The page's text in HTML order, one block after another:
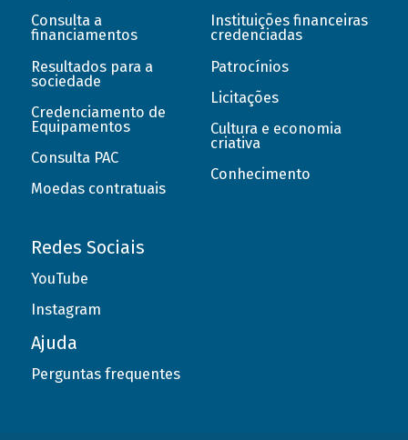
Consulta a
financiamentos
Resultados para a
sociedade
Credenciamento de
Equipamentos
Consulta PAC
Moedas contratuais
Instituições financeiras
credenciadas
Patrocínios
Licitações
Cultura e economia
criativa
Conhecimento
Redes Sociais
YouTube
Instagram
Ajuda
Perguntas frequentes